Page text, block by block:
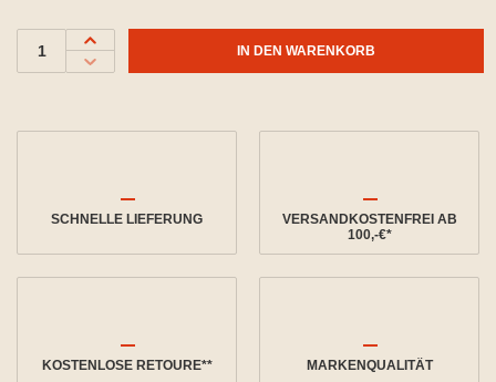
IN DEN WARENKORB
SCHNELLE LIEFERUNG
VERSANDKOSTENFREI AB
100,-€*
KOSTENLOSE RETOURE** MARKENQUALITÄT